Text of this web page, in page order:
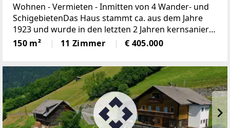
Wohnen - Vermieten - Inmitten von 4 Wander- und
SchigebietenDas Haus stammt ca. aus dem Jahre
1923 und wurde in den letzten 2 Jahren kernsaniert.
Elektrik, Wasserleitungen neu verlegt. Ein Großteil
der Fenster erneuert in Kunststoffausführung.
150 m² 11 Zimmer € 405.000